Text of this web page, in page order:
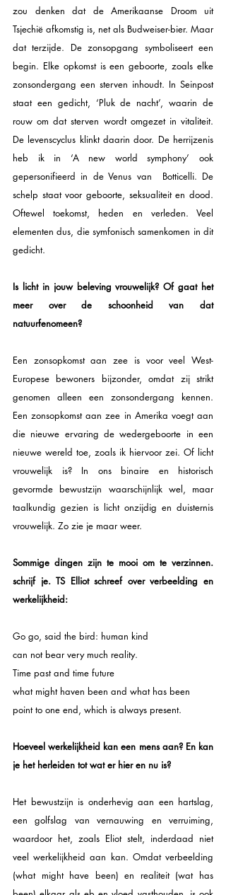
zou denken dat de Amerikaanse Droom uit
Tsjechië afkomstig is, net als Budweiser-bier. Maar
dat terzijde. De zonsopgang symboliseert een
begin. Elke opkomst is een geboorte, zoals elke
zonsondergang een sterven inhoudt. In Seinpost
staat een gedicht, ‘Pluk de nacht’, waarin de
rouw om dat sterven wordt omgezet in vitaliteit.
De levenscyclus klinkt daarin door. De herrijzenis
heb ik in ‘A new world symphony’ ook
gepersonifieerd in de Venus van  Botticelli. De
schelp staat voor geboorte, seksualiteit en dood.
Oftewel toekomst, heden en verleden. Veel
elementen dus, die symfonisch samenkomen in dit
gedicht.
Is licht in jouw beleving vrouwelijk? Of gaat het
meer over de schoonheid van dat
natuurfenomeen?
Een zonsopkomst aan zee is voor veel West-
Europese bewoners bijzonder, omdat zij strikt
genomen alleen een zonsondergang kennen.
Een zonsopkomst aan zee in Amerika voegt aan
die nieuwe ervaring de wedergeboorte in een
nieuwe wereld toe, zoals ik hiervoor zei. Of licht
vrouwelijk is? In ons binaire en historisch
gevormde bewustzijn waarschijnlijk wel, maar
taalkundig gezien is licht onzijdig en duisternis
vrouwelijk. Zo zie je maar weer.
Sommige dingen zijn te mooi om te verzinnen.
schrijf je. TS Elliot schreef over verbeelding en
werkelijkheid:
Go go, said the bird: human kind
can not bear very much reality.
Time past and time future
what might haven been and what has been
point to one end, which is always present.
Hoeveel werkelijkheid kan een mens aan? En kan
je het herleiden tot wat er hier en nu is?
Het bewustzijn is onderhevig aan een hartslag,
een golfslag van vernauwing en verruiming,
waardoor het, zoals Eliot stelt, inderdaad niet
veel werkelijkheid aan kan. Omdat verbeelding
(what might have been) en realiteit (wat has